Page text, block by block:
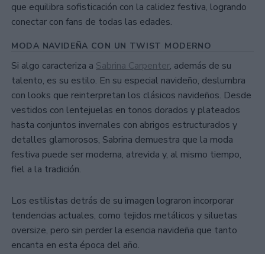
que equilibra sofisticación con la calidez festiva, logrando
conectar con fans de todas las edades.
MODA NAVIDEÑA CON UN TWIST MODERNO
Si algo caracteriza a Sabrina Carpenter, además de su
talento, es su estilo. En su especial navideño, deslumbra
con looks que reinterpretan los clásicos navideños. Desde
vestidos con lentejuelas en tonos dorados y plateados
hasta conjuntos invernales con abrigos estructurados y
detalles glamorosos, Sabrina demuestra que la moda
festiva puede ser moderna, atrevida y, al mismo tiempo,
fiel a la tradición.
Los estilistas detrás de su imagen lograron incorporar
tendencias actuales, como tejidos metálicos y siluetas
oversize, pero sin perder la esencia navideña que tanto
encanta en esta época del año.